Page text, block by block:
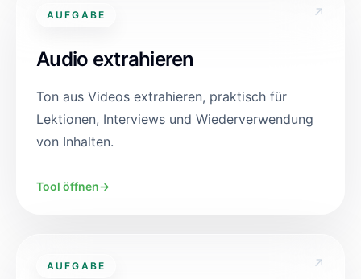
AUFGABE ↗
Audio extrahieren
Ton aus Videos extrahieren, praktisch für
Lektionen, Interviews und Wiederverwendung
von Inhalten.
Tool öffnen→
AUFGABE ↗